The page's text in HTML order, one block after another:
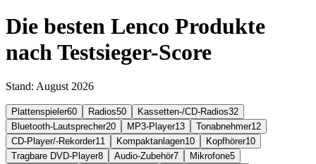
Die besten Lenco Produkte
nach Testsieger-Score
Stand: August 2026
Plattenspieler60 Radios50 Kassetten-/CD-Radios32
Bluetooth-Lautsprecher20 MP3-Player13 Tonabnehmer12
CD-Player/-Rekorder11 Kompaktanlagen10 Kopfhörer10
Tragbare DVD-Player8 Audio-Zubehör7 Mikrofone5